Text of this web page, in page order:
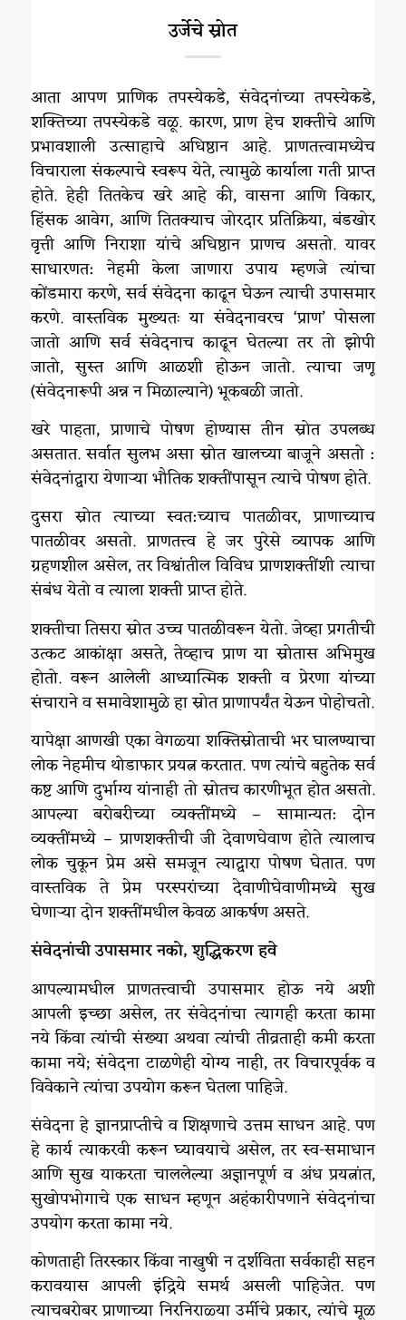
उर्जेचे स्रोत
आता आपण प्राणिक तपस्येकडे, संवेदनांच्या तपस्येकडे,
शक्तिच्या तपस्येकडे वळू. कारण, प्राण हेच शक्तीचे आणि
प्रभावशाली उत्साहाचे अधिष्ठान आहे. प्राणतत्त्वामध्येच
विचाराला संकल्पाचे स्वरूप येते, त्यामुळे कार्याला गती प्राप्त
होते. हेही तितकेच खरे आहे की, वासना आणि विकार,
हिंसक आवेग, आणि तितक्याच जोरदार प्रतिक्रिया, बंडखोर
वृत्ती आणि निराशा यांचे अधिष्ठान प्राणच असतो. यावर
साधारणत: नेहमी केला जाणारा उपाय म्हणजे त्यांचा
कोंडमारा करणे, सर्व संवेदना काढून घेऊन त्याची उपासमार
करणे. वास्तविक मुख्यतः या संवेदनावरच ‘प्राण’ पोसला
जातो आणि सर्व संवेदनाच काढून घेतल्या तर तो झोपी
जातो, सुस्त आणि आळशी होऊन जातो. त्याचा जणू
(संवेदनारूपी अन्न न मिळाल्याने) भूकबळी जातो.
खरे पाहता, प्राणाचे पोषण होण्यास तीन स्रोत उपलब्ध
असतात. सर्वात सुलभ असा स्रोत खालच्या बाजूने असतो :
संवेदनांद्वारा येणाऱ्या भौतिक शक्तींपासून त्याचे पोषण होते.
दुसरा स्रोत त्याच्या स्वत:च्याच पातळीवर, प्राणाच्याच
पातळीवर असतो. प्राणतत्त्व हे जर पुरेसे व्यापक आणि
ग्रहणशील असेल, तर विश्वांतील विविध प्राणशक्तींशी त्याचा
संबंध येतो व त्याला शक्ती प्राप्त होते.
शक्तीचा तिसरा स्रोत उच्च पातळीवरून येतो. जेव्हा प्रगतीची
उत्कट आकांक्षा असते, तेव्हाच प्राण या स्रोतास अभिमुख
होतो. वरून आलेली आध्यात्मिक शक्ती व प्रेरणा यांच्या
संचाराने व समावेशामुळे हा स्रोत प्राणापर्यंत येऊन पोहोचतो.
यापेक्षा आणखी एका वेगळ्या शक्तिस्रोताची भर घालण्याचा
लोक नेहमीच थोडाफार प्रयत्न करतात. पण त्यांचे बहुतेक सर्व
कष्ट आणि दुर्भाग्य यांनाही तो स्रोतच कारणीभूत होत असतो.
आपल्या बरोबरीच्या व्यक्तींमध्ये – सामान्यत: दोन
व्यक्तींमध्ये – प्राणशक्तीची जी देवाणघेवाण होते त्यालाच
लोक चुकून प्रेम असे समजून त्याद्वारा पोषण घेतात. पण
वास्तविक ते प्रेम परस्परांच्या देवाणीघेवाणीमध्ये सुख
घेणाऱ्या दोन शक्तींमधील केवळ आकर्षण असते.
संवेदनांची उपासमार नको, शुद्धिकरण हवे
आपल्यामधील प्राणतत्त्वाची उपासमार होऊ नये अशी
आपली इच्छा असेल, तर संवेदनांचा त्यागही करता कामा
नये किंवा त्यांची संख्या अथवा त्यांची तीव्रताही कमी करता
कामा नये; संवेदना टाळणेही योग्य नाही, तर विचारपूर्वक व
विवेकाने त्यांचा उपयोग करून घेतला पाहिजे.
संवेदना हे ज्ञानप्राप्तीचे व शिक्षणाचे उत्तम साधन आहे. पण
हे कार्य त्याकरवी करून घ्यावयाचे असेल, तर स्व-समाधान
आणि सुख याकरता चाललेल्या अज्ञानपूर्ण व अंध प्रयत्नांत,
सुखोपभोगाचे एक साधन म्हणून अहंकारीपणाने संवेदनांचा
उपयोग करता कामा नये.
कोणताही तिरस्कार किंवा नाखुषी न दर्शविता सर्वकाही सहन
करावयास आपली इंद्रिये समर्थ असली पाहिजेत. पण
त्याचबरोबर प्राणाच्या निरनिराळ्या उर्मीचे प्रकार, त्यांचे मूळ